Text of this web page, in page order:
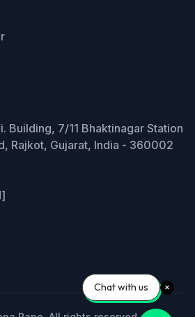
Building, 7/11 Bhaktinagar Station
Rajkot, Gujarat, India - 360002
Chat with us